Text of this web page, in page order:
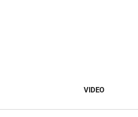
VIDEO